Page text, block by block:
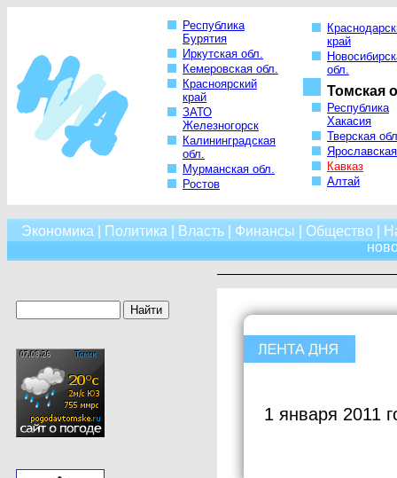
Республика
Бурятия
Иркутская обл.
Кемеровская обл.
Красноярский
край
ЗАТО
Железногорск
Калининградская
обл.
Мурманская обл.
Ростов
край
обл.
Томская
Республика
Хакасия
Тверская
Кавказ
Алтай
Экономика Политика Власть| Финансы Общество
1 января 2011